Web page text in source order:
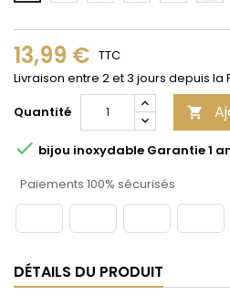
13,99 € TTC
Livraison entre 2 et 3 jours depuis la
Quantité

 bijou inoxydable Garantie 1
Paiements 100% sécurisés
DÉTAILS DU PRODUIT